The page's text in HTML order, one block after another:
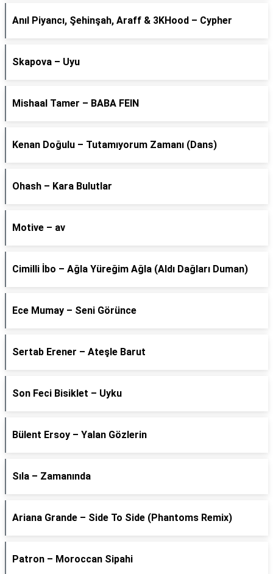
Anıl Piyancı, Şehinşah, Araff & 3KHood – Cypher
Skapova – Uyu
Mishaal Tamer – BABA FEIN
Kenan Doğulu – Tutamıyorum Zamanı (Dans)
Ohash – Kara Bulutlar
Motive – av
Cimilli İbo – Ağla Yüreğim Ağla (Aldı Dağları Duman)
Ece Mumay – Seni Görünce
Sertab Erener – Ateşle Barut
Son Feci Bisiklet – Uyku
Bülent Ersoy – Yalan Gözlerin
Sıla – Zamanında
Ariana Grande – Side To Side (Phantoms Remix)
Patron – Moroccan Sipahi